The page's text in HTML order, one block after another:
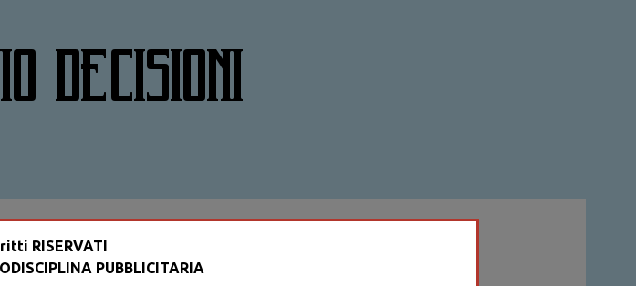
DECISIONI
RISERVATI
PUBBLICITARIA